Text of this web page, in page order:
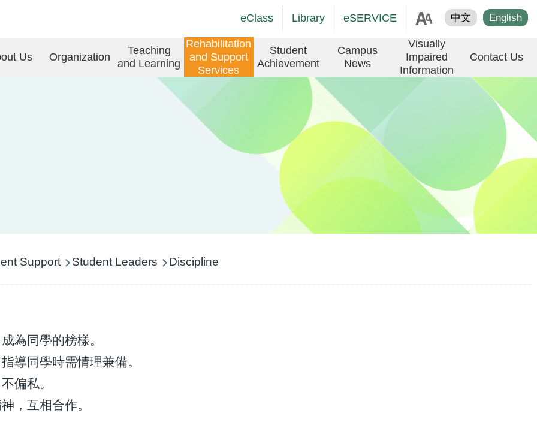
Social
Link
(ENG)
Language
switcher
中文 English
eClass Library eSERVICE
Us Organization
Teaching
and Learning
Rehabilitation
and Support
Services
Student
Achievement
Campus
News
Visually
Impaired
Information
Contact Us
Support Student Leaders Discipline
為同學的榜樣。
導同學時需情理兼備。
偏私。
，互相合作。